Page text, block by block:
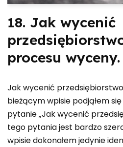
18. Jak wycenić
procesu wyceny.
Jak wycenić
bieżącym wpisie podjąłem
pytanie „Jak wycenić
tego pytania jest bardzo
wpisie dokonałem jedynie